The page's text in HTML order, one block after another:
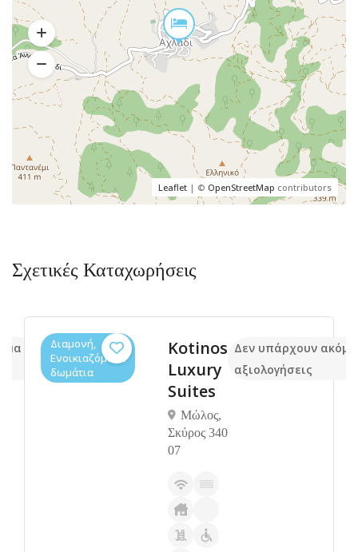
Leaflet | © OpenStreetMap contributors
Σχετικές Καταχωρήσεις
Διαμονή,
Ενοικιαζόμενα
δωμάτια
Kotinos
Luxury
Suites
Μώλος,
Σκύρος 340
07
Δεν υπάρχουν ακόμα
αξιολογήσεις